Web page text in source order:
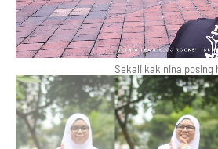
Sekali kak nina posing